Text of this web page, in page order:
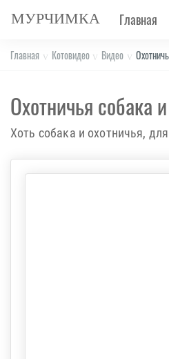
МУРЧИМКА Главная
Главная Котовидео Видео
Охотничья собака
Хоть собака и охотничья,